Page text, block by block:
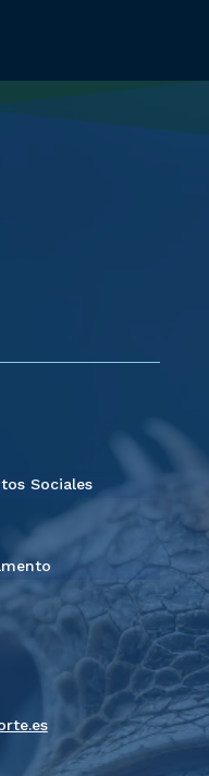
Sociales